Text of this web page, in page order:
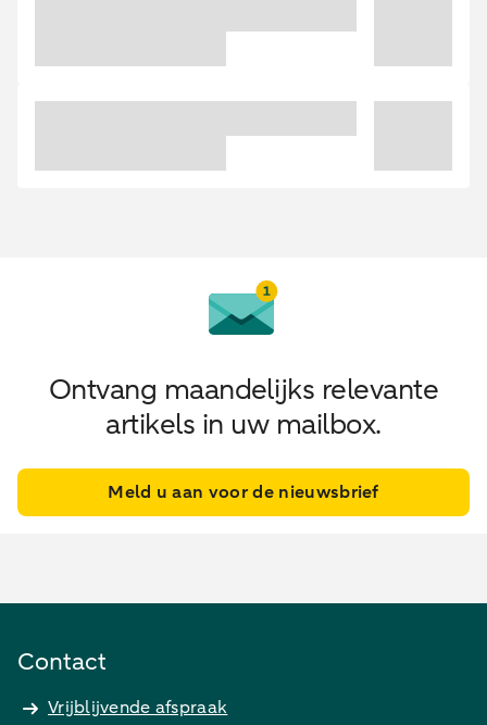
Ontvang maandelijks relevante
artikels in uw mailbox.
Meld u aan voor de nieuwsbrief
Contact
Vrijblijvende afspraak